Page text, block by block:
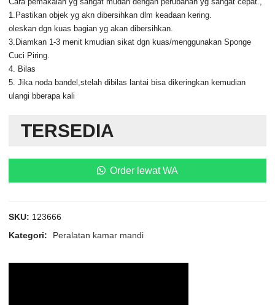
1.Pastikan objek yg akn dibersihkan dlm keadaan kering.
oleskan dgn kuas bagian yg akan dibersihkan.
3.Diamkan 1-3 menit kmudian sikat dgn kuas/menggunakan Sponge
Cuci Piring.
4. Bilas
5. Jika noda bandel,stelah dibilas lantai bisa dikeringkan kemudian
ulangi bberapa kali
TERSEDIA
Order lewat WA
SKU: 123666
Kategori:
Peralatan kamar mandi